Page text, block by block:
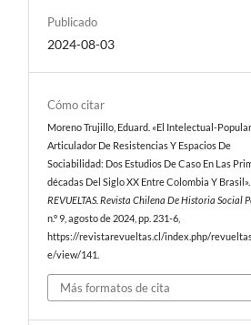
Publicado
2024-08-03
Cómo citar
Moreno Trujillo, Eduard. «El Intelectual-
Articulador De Resistencias Y Espacios De
Sociabilidad: Dos Estudios De Caso En Las
décadas Del Siglo XX Entre Colombia Y Brasil».
REVUELTAS. Revista Chilena De Historia Social
n.º 9, agosto de 2024, pp. 231-6,
https://revistarevueltas.cl/index.php/
e/view/141.
Más formatos de cita